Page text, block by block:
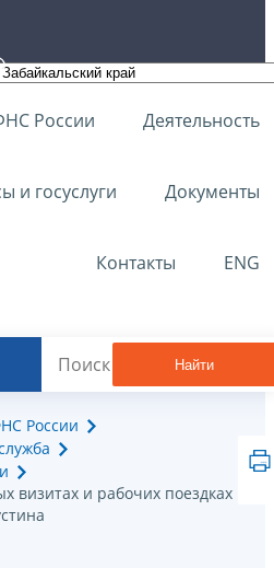
России Деятельность
и госуслуги Документы
Контакты ENG
Найти
России
визитах и рабочих поездках